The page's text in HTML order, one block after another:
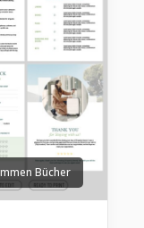
Bücher